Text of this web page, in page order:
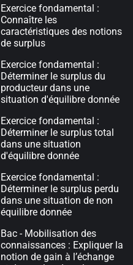
Exercice fondamental :
Connaître les
caractéristiques des notions
de surplus
Exercice fondamental :
Déterminer le surplus du
producteur dans une
situation d'équilibre donnée
Exercice fondamental :
Déterminer le surplus total
dans une situation
d'équilibre donnée
Exercice fondamental :
Déterminer le surplus perdu
dans une situation de non
équilibre donnée
Bac - Mobilisation des
connaissances : Expliquer la
notion de gain à l’échange